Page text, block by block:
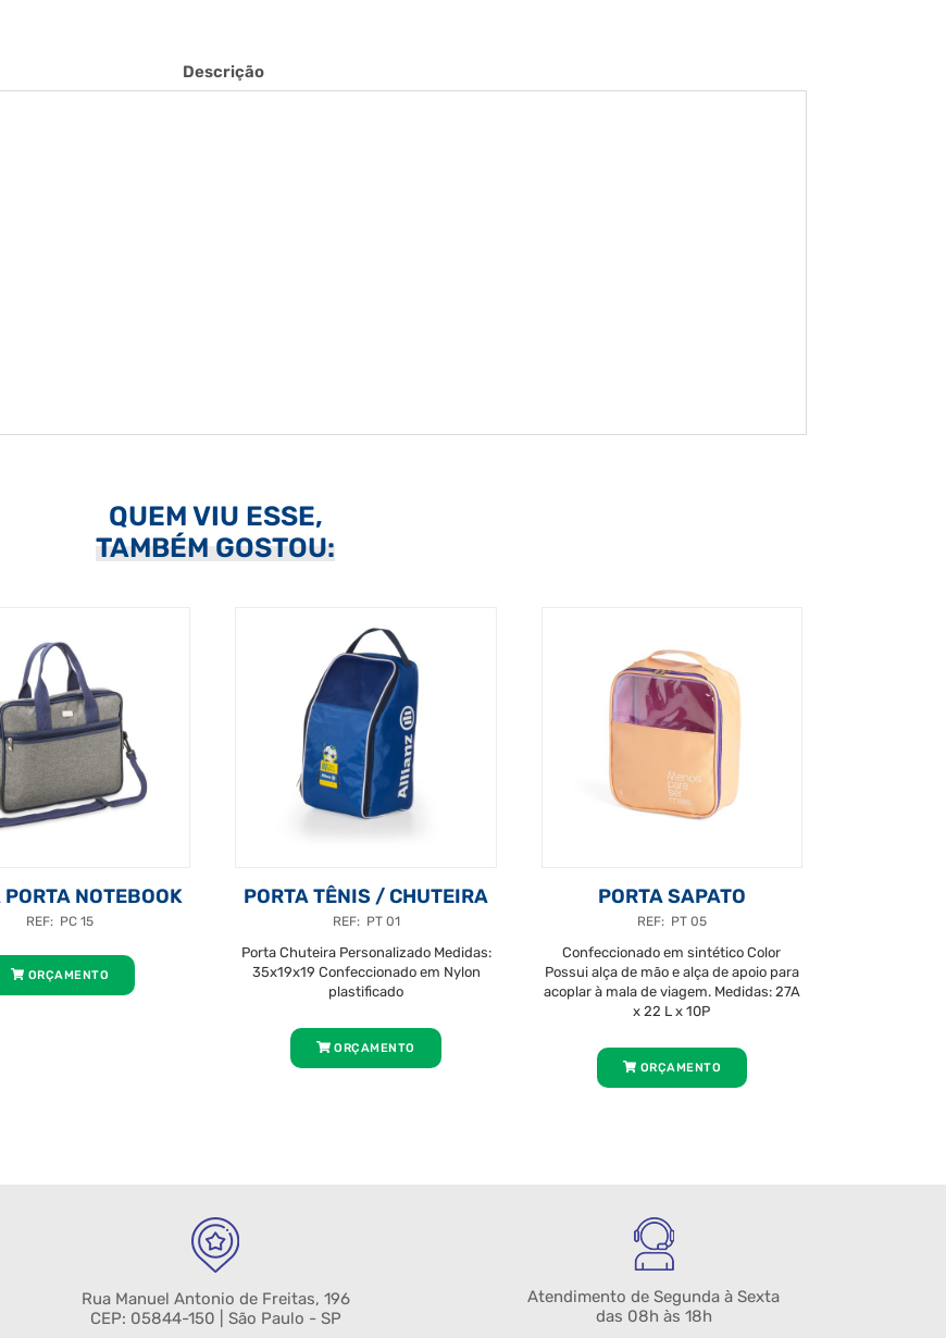
Descrição
QUEM VIU ESSE,
TAMBÉM GOSTOU:
NOTEBOOK
REF: PC 15
ORÇAMENTO
PORTA TÊNIS / CHUTEIRA
REF: PT 01
Porta Chuteira Personalizado Medidas:
35x19x19 Confeccionado em Nylon
plastificado
ORÇAMENTO
PORTA SAPATO
REF: PT 05
Confeccionado em sintético Color
Possui alça de mão e alça de apoio para
acoplar à mala de viagem. Medidas: 27A
x 22 L x 10P
ORÇAMENTO
Rua Manuel Antonio de Freitas, 196
CEP: 05844-150 | São Paulo - SP
Atendimento de Segunda à Sexta
das 08h às 18h